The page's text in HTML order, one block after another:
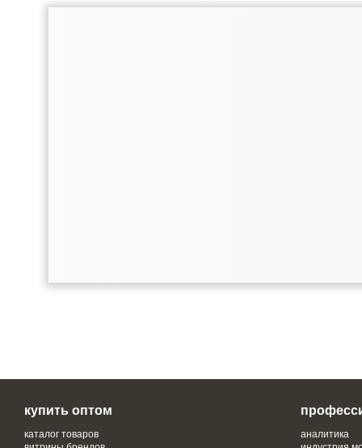
купить оптом
каталог товаров
аналитика